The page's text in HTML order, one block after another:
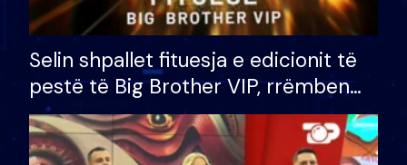
Selin shpallet fituesja e edicionit të
pestë të Big Brother VIP, rrëmben
çmimin e madh prej 100 mijë eurosh